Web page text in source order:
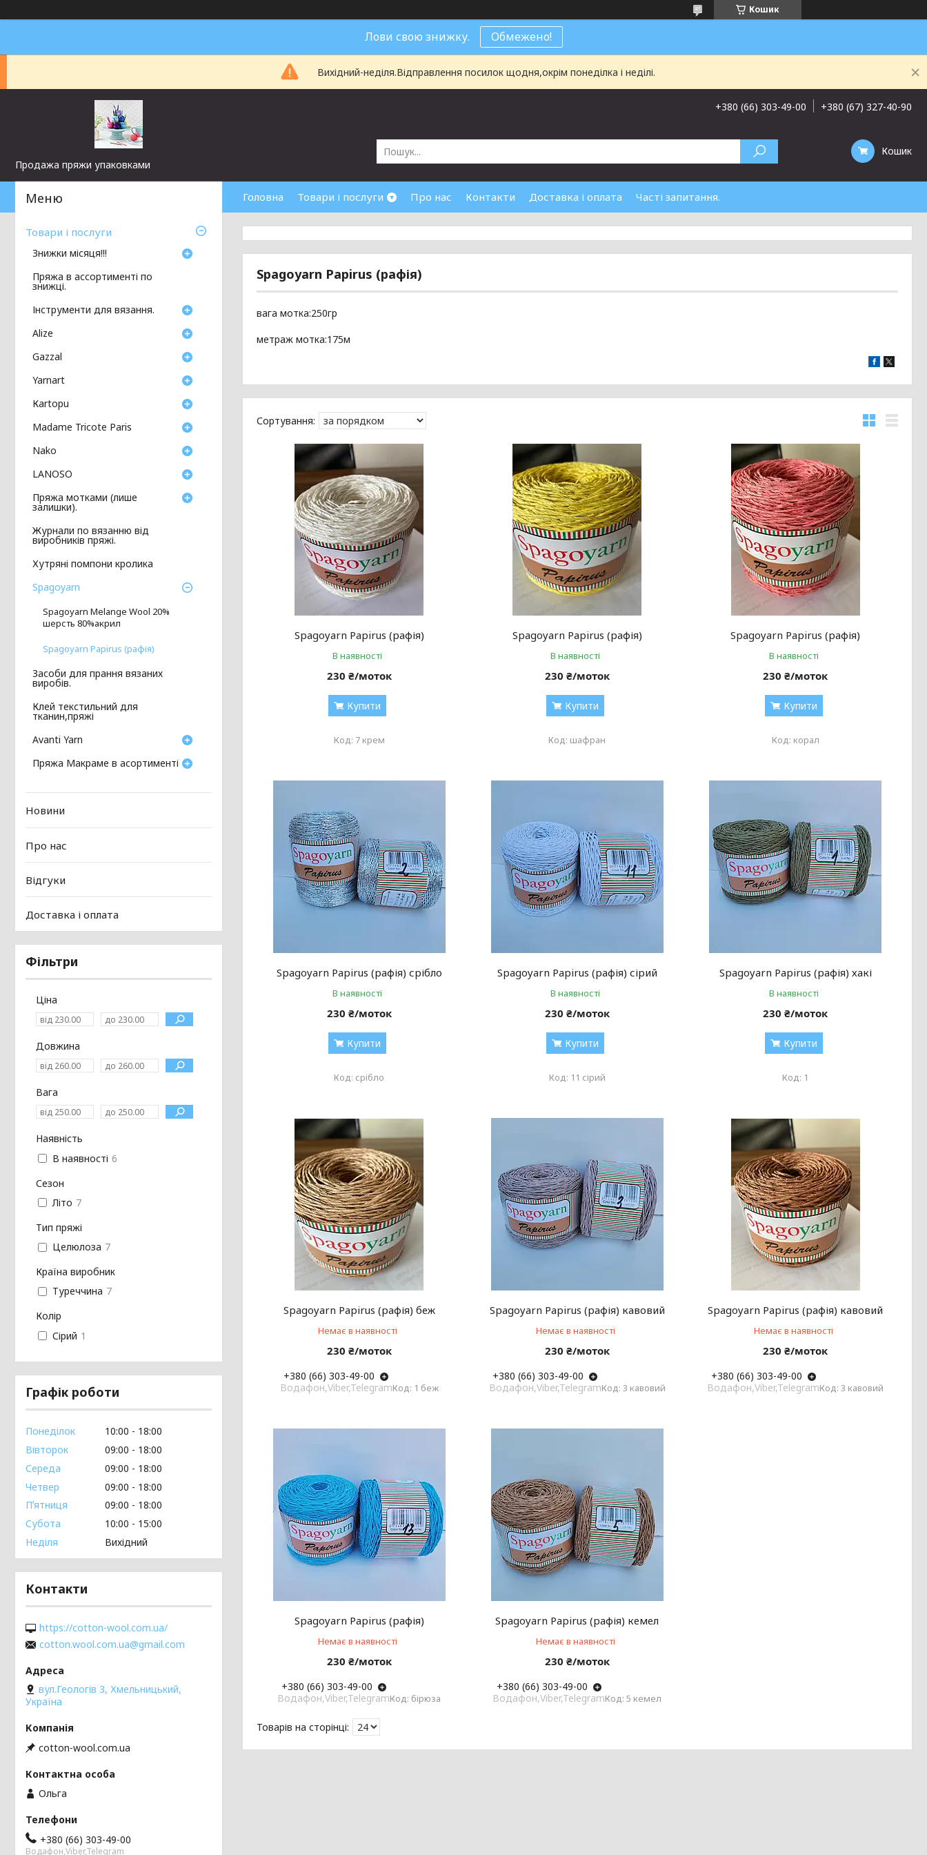
Кошик
Лови свою знижку. Обмежено!
Вихідний-неділя.Відправлення посилок щодня,окрім понеділка і неділі.
Продажа пряжи упаковками
+380 (66) 303-49-00 +380 (67) 327-40-90
Кошик
Головна Товари і послуги Про нас Контакти Доставка і оплата Часті запитання.
Spagoyarn Papirus (рафія)
вага мотка:250гр
метраж мотка:175м
Spagoyarn Papirus (рафія)
В наявності
230 ₴/моток
Купити
7 крем
Spagoyarn Papirus (рафія)
В наявності
230 ₴/моток
Купити
шафран
Spagoyarn Papirus (рафія)
В наявності
230 ₴/моток
Купити
корал
Spagoyarn Papirus (рафія) срібло
В наявності
230 ₴/моток
Купити
срібло
Spagoyarn Papirus (рафія) сірий
В наявності
230 ₴/моток
Купити
11 сірий
Spagoyarn Papirus (рафія) хакі
В наявності
230 ₴/моток
Купити
1
Spagoyarn Papirus (рафія) беж
Немає в наявності
230 ₴/моток
+380 (66) 303-49-00
Водафон,Viber,Telegram
1 беж
Spagoyarn Papirus (рафія) кавовий
Немає в наявності
230 ₴/моток
+380 (66) 303-49-00
Водафон,Viber,Telegram
3 кавовий
Spagoyarn Papirus (рафія) кавовий
Немає в наявності
230 ₴/моток
+380 (66) 303-49-00
Водафон,Viber,Telegram
3 кавовий
Spagoyarn Papirus (рафія)
Немає в наявності
230 ₴/моток
+380 (66) 303-49-00
Водафон,Viber,Telegram
бірюза
Spagoyarn Papirus (рафія) кемел
Немає в наявності
230 ₴/моток
+380 (66) 303-49-00
Водафон,Viber,Telegram
5 кемел
Товари і послуги
Знижки місяця!!!
Пряжа в ассортименті по
знижці.
Інструменти для вязання.
Аlize
Gazzal
Yarnart
Кartopu
Madame Tricote Paris
Nako
LANOSO
Пряжа мотками (лише
залишки).
Журнали по вязанню від
виробників пряжі.
Хутряні помпони кролика
Spagoyarn
Spagoyarn Melange Wool 20%
шерсть 80%акрил
Spagoyarn Papirus (рафія)
Засоби для прання вязаних
виробів.
Клей текстильний для
тканин,пряжі
Avanti Yarn
Пряжа Макраме в асортименті
Новини
Про нас
Відгуки
Доставка і оплата
Фільтри
Ціна
Довжина
Вага
Наявність
В наявності 6
Сезон
Літо 7
Тип пряжі
Целюлоза 7
Країна виробник
Туреччина 7
Колір
Сірий 1
Графік роботи
Понеділок 10:00
18:00
Вівторок
09:00
18:00
Середа
09:00
18:00
Четвер
09:00
18:00
Пʼятниця
09:00
18:00
Субота
10:00
15:00
Неділя
Вихідний
Контакти
https://cotton-wool.com.ua/
cotton.wool.com.ua@gmail.com
вул.Геологів 3, Хмельницький,
Україна
cotton-wool.com.ua
Ольга
+380 (66) 303-49-00
Водафон,Viber,Telegram